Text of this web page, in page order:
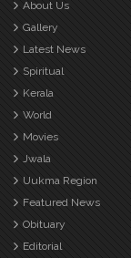
About Us
Gallery
Latest News
Spiritual
Kerala
World
Movies
Jwala
Uukma Region
Featured News
Obituary
Editorial